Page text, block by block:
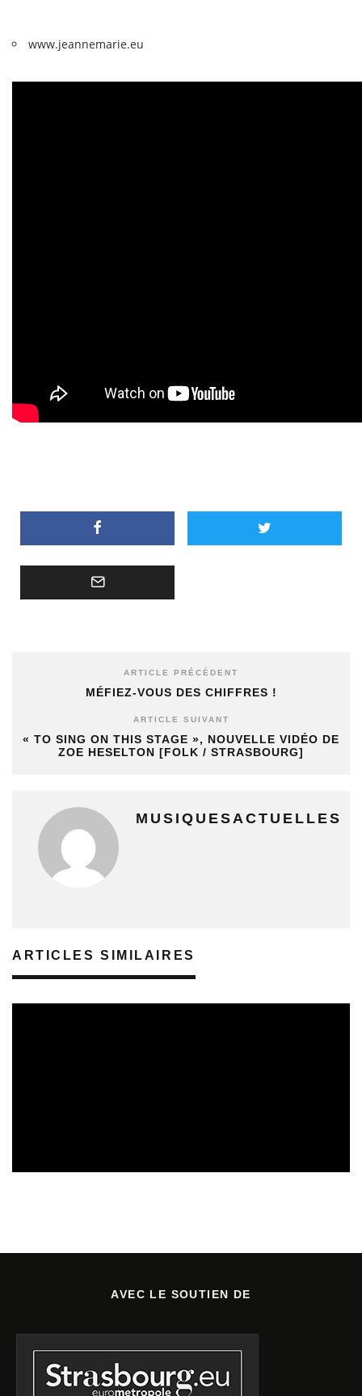
www.jeannemarie.eu
ARTICLE PRÉCÉDENT
MÉFIEZ-VOUS DES CHIFFRES !
ARTICLE SUIVANT
« TO SING ON THIS STAGE », NOUVELLE VIDÉO DE
ZOE HESELTON [FOLK / STRASBOURG]
MUSIQUESACTUELLES
ARTICLES SIMILAIRES
AVEC LE SOUTIEN DE